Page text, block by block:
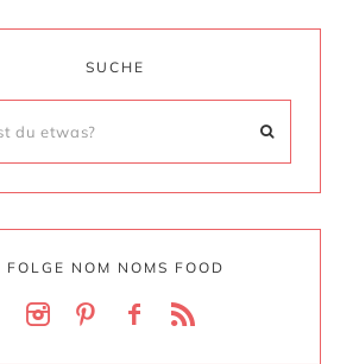
SUCHE
FOLGE NOM NOMS FOOD